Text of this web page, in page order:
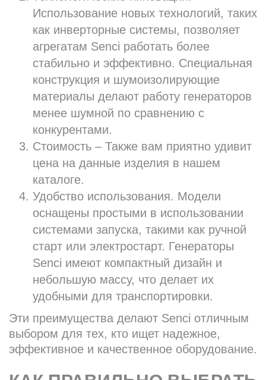
Использование новых технологий, таких
как инверторные системы, позволяет
агрегатам Senci работать более
стабильно и эффективно. Специальная
конструкция и шумоизолирующие
материалы делают работу генераторов
менее шумной по сравнению с
конкурентами.
Стоимость – Также вам приятно удивит
цена на данные изделия в нашем
каталоге.
Удобство использования. Модели
оснащены простыми в использовании
системами запуска, такими как ручной
старт или электростарт. Генераторы
Senci имеют компактный дизайн и
небольшую массу, что делает их
удобными для транспортировки.
Эти преимущества делают Senci отличным
выбором для тех, кто ищет надежное,
эффективное и качественное оборудование.